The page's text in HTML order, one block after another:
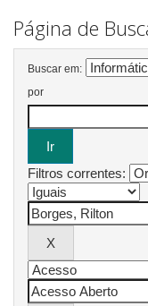
Página de
Buscar em:
por
Filtros correntes: